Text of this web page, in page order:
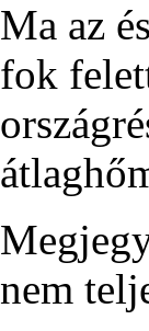
Ma az
fok
nem